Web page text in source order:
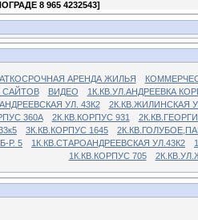
8 965 4232543]
АРЕНДА ЖИЛЬЯ
САЙТОВ ВИДЕО
1К.КВ.УЛ.АНДРЕЕВКА
УЛ. 43К2
2К.КВ.ЖИЛИНСКАЯ
360А 2К.КВ.КОРПУС 931
3К.КВ.КОРПУС 1645
Р. 5
1К.КВ.СТАРОАНДРЕЕВСКАЯ УЛ.43К2
1К.КВ.КОРПУС 705